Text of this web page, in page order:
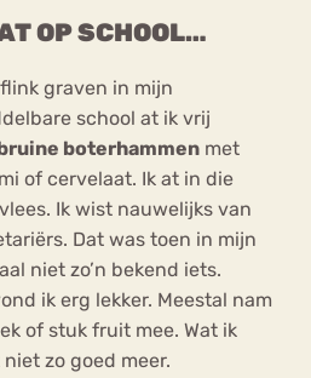
OP SCHOOL…
graven in mijn
school at ik vrij
boterhammen met
of cervelaat. Ik at in die
Ik wist nauwelijks van
Dat was toen in mijn
niet zo’n bekend iets.
ik erg lekker. Meestal nam
of stuk fruit mee. Wat ik
zo goed meer.